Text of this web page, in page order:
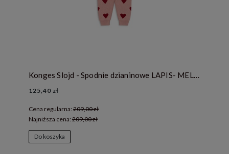
Konges Slojd - Spodnie dzianinowe LAPIS- MELLOW ROSE
125,40 zł
Cena regularna: 209,00 zł
Najniższa cena: 209,00 zł
Do koszyka